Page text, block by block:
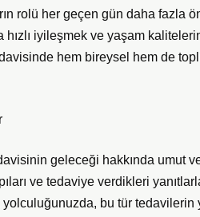
rolü her geçen gün daha fazla
iyileşmek ve yaşam
hem bireysel hem de
geleceği hakkında umut
ve tedaviye verdikleri
bu tür tedavilerin